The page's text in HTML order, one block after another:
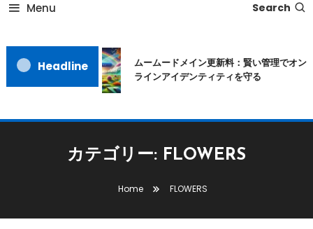
Menu Search
Headline
ムームードメイン更新料：賢い管理でオン
ラインアイデンティティを守る
カテゴリー: FLOWERS
Home FLOWERS